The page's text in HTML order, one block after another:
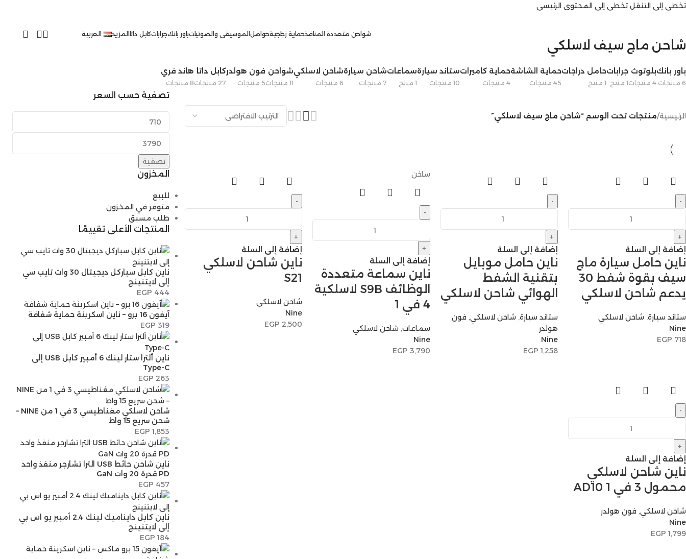
تخطي إلى التنقل تخطي إلى المحتوى الرئيسي
شواحن متعددة المنافذحماية زجاجيةحوامل الموسيقى والصوتياتباور بانكجراباتكابل داتا المزيد العربية
شاحن ماج سيف لاسلكي
باور بانك
6 منتجات
بلوتوث
4 منتجات
جرابات
1 منتج
حامل دراجات
1 منتج
حماية الشاشة
45 منتجات
حماية كاميرات
4 منتجات
ستاند سيارة
10 منتجات
سماعات
1 منتج
شاحن سيارة
7 منتجات
شاحن لاسلكي
6 منتجات
شواحن
11 منتجات
فون هولدر
5 منتجات
كابل داتا
27 منتجات
هاند فري
8 منتجات
الرئيسية/منتجات تحت الوسم “شاحن ماج سيف لاسلكي”
-
+
إضافة إلى السلة
ناين حامل سيارة ماج
سيف بقوة شفط 30
يدعم شاحن لاسلكي
ستاند سيارة, شاحن لاسلكي
Nine
EGP 718
-
+
إضافة إلى السلة
ناين حامل موبايل
بتقنية الشفط
الهوائي شاحن لاسلكي
ستاند سيارة, شاحن لاسلكي, فون
هولدر
Nine
EGP 1,258
ساخن
-
+
إضافة إلى السلة
ناين سماعة متعددة
الوظائف S9B لاسلكية
4 في 1
سماعات, شاحن لاسلكي
Nine
EGP 3,790
-
+
إضافة إلى السلة
ناين شاحن لاسلكي
S21
شاحن لاسلكي
Nine
EGP 2,500
-
+
إضافة إلى السلة
ناين شاحن لاسلكي
محمول 3 في 1 AD10
شاحن لاسلكي, فون هولدر
Nine
EGP 1,799
تصفية حسب السعر
تصفية
المخزون
للبيع
متوفر في المخزون
طلب مسبق
المنتجات الأعلى تقييمًا
ناين كابل سباركل ديجيتال 30 وات تايب سي
إلى لايتنينج
EGP 444
آيفون 16 برو – ناين اسكرينة حماية شفافة
EGP 319
ناين ألترا ستار لينك 6 أمبير كابل USB إلى
Type-C
EGP 263
شاحن لاسلكي مغناطيسي 3 في 1 من NINE –
شحن سريع 15 واط
EGP 1,853
ناين شاحن حائط USB الترا تشارجر منفذ واحد
PD قدرة 20 وات GaN
EGP 457
ناين كابل دايناميك لينك 2.4 أمبير يو اس بي
إلى لايتنينج
EGP 184